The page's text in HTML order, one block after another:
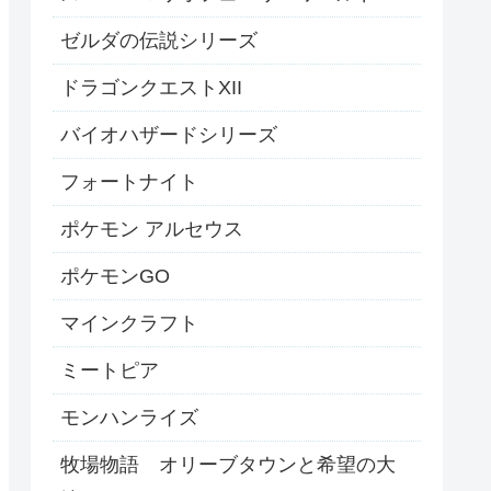
ゼルダの伝説シリーズ
ドラゴンクエストXII
バイオハザードシリーズ
フォートナイト
ポケモン アルセウス
ポケモンGO
マインクラフト
ミートピア
モンハンライズ
牧場物語 オリーブタウンと希望の大